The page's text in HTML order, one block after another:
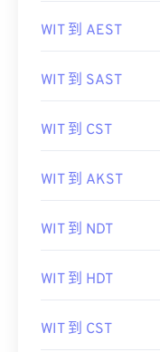
WIT 到 AEST
WIT 到 SAST
WIT 到 CST
WIT 到 AKST
WIT 到 NDT
WIT 到 HDT
WIT 到 CST